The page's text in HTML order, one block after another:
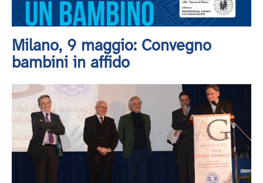
Milano, 9 maggio: Convegno
bambini in affido